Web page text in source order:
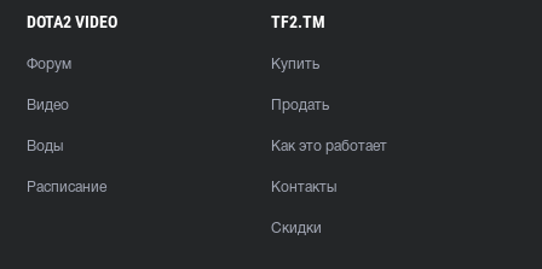
DOTA2 VIDEO
Форум
Видео
Воды
Расписание
TF2.TM
Купить
Продать
Как это работает
Контакты
Скидки